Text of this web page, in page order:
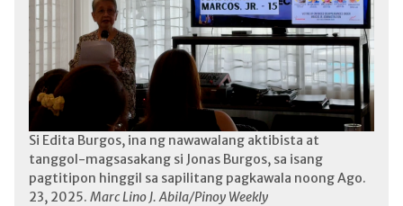
Si Edita Burgos, ina ng nawawalang aktibista at
tanggol-magsasakang si Jonas Burgos, sa isang
pagtitipon hinggil sa sapilitang pagkawala noong Ago.
23, 2025. Marc Lino J. Abila/Pinoy Weekly